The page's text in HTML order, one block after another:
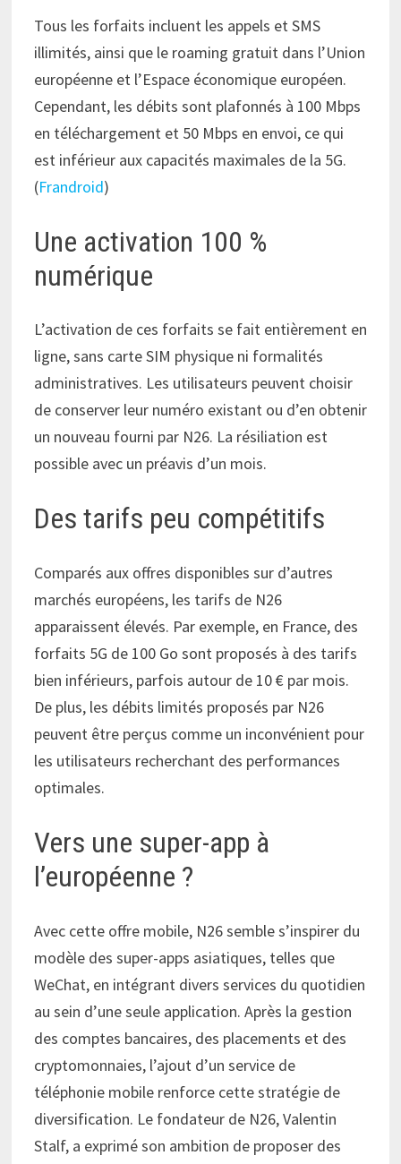
Tous les forfaits incluent les appels et SMS
illimités, ainsi que le roaming gratuit dans l’Union
européenne et l’Espace économique européen.
Cependant, les débits sont plafonnés à 100 Mbps
en téléchargement et 50 Mbps en envoi, ce qui
est inférieur aux capacités maximales de la 5G.
(Frandroid)
Une activation 100 %
numérique
L’activation de ces forfaits se fait entièrement en
ligne, sans carte SIM physique ni formalités
administratives. Les utilisateurs peuvent choisir
de conserver leur numéro existant ou d’en obtenir
un nouveau fourni par N26. La résiliation est
possible avec un préavis d’un mois.
Des tarifs peu compétitifs
Comparés aux offres disponibles sur d’autres
marchés européens, les tarifs de N26
apparaissent élevés. Par exemple, en France, des
forfaits 5G de 100 Go sont proposés à des tarifs
bien inférieurs, parfois autour de 10 € par mois.
De plus, les débits limités proposés par N26
peuvent être perçus comme un inconvénient pour
les utilisateurs recherchant des performances
optimales.
Vers une super-app à
l’européenne ?
Avec cette offre mobile, N26 semble s’inspirer du
modèle des super-apps asiatiques, telles que
WeChat, en intégrant divers services du quotidien
au sein d’une seule application. Après la gestion
des comptes bancaires, des placements et des
cryptomonnaies, l’ajout d’un service de
téléphonie mobile renforce cette stratégie de
diversification. Le fondateur de N26, Valentin
Stalf, a exprimé son ambition de proposer des